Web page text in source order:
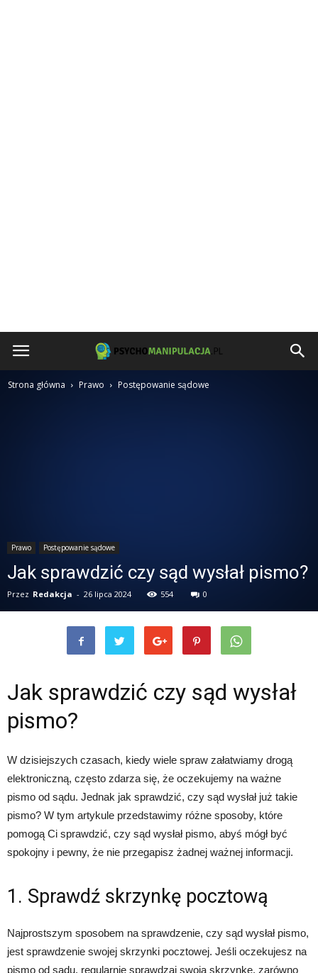
Psychomanipulacja.pl
Strona główna Prawo Postępowanie sądowe
Prawo Postępowanie sądowe
Jak sprawdzić czy sąd wysłał pismo?
Przez Redakcja - 26 lipca 2024 554 0
Jak sprawdzić czy sąd wysłał
pismo?
W dzisiejszych czasach, kiedy wiele spraw załatwiamy drogą
elektroniczną, często zdarza się, że oczekujemy na ważne
pismo od sądu. Jednak jak sprawdzić, czy sąd wysłał już takie
pismo? W tym artykule przedstawimy różne sposoby, które
pomogą Ci sprawdzić, czy sąd wysłał pismo, abyś mógł być
spokojny i pewny, że nie przegapisz żadnej ważnej informacji.
1. Sprawdź skrzynkę pocztową
Najprostszym sposobem na sprawdzenie, czy sąd wysłał pismo,
jest sprawdzenie swojej skrzynki pocztowej. Jeśli oczekujesz na
pismo od sądu, regularnie sprawdzaj swoją skrzynkę, zarówno